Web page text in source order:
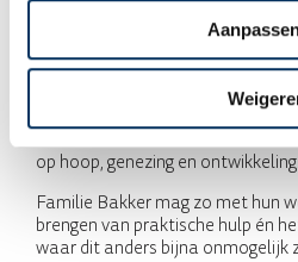
Juist daar komt het werk van
pas. Met het vliegtuig worden
voedselhulp en
afgelegen plekken gebracht. Ook
medische zorg nodig hebben,
op hoop, genezing en ontwikkeling.
Familie Bakker mag zo met hun
brengen van praktische hulp én
waar dit anders bijna onmogelijk